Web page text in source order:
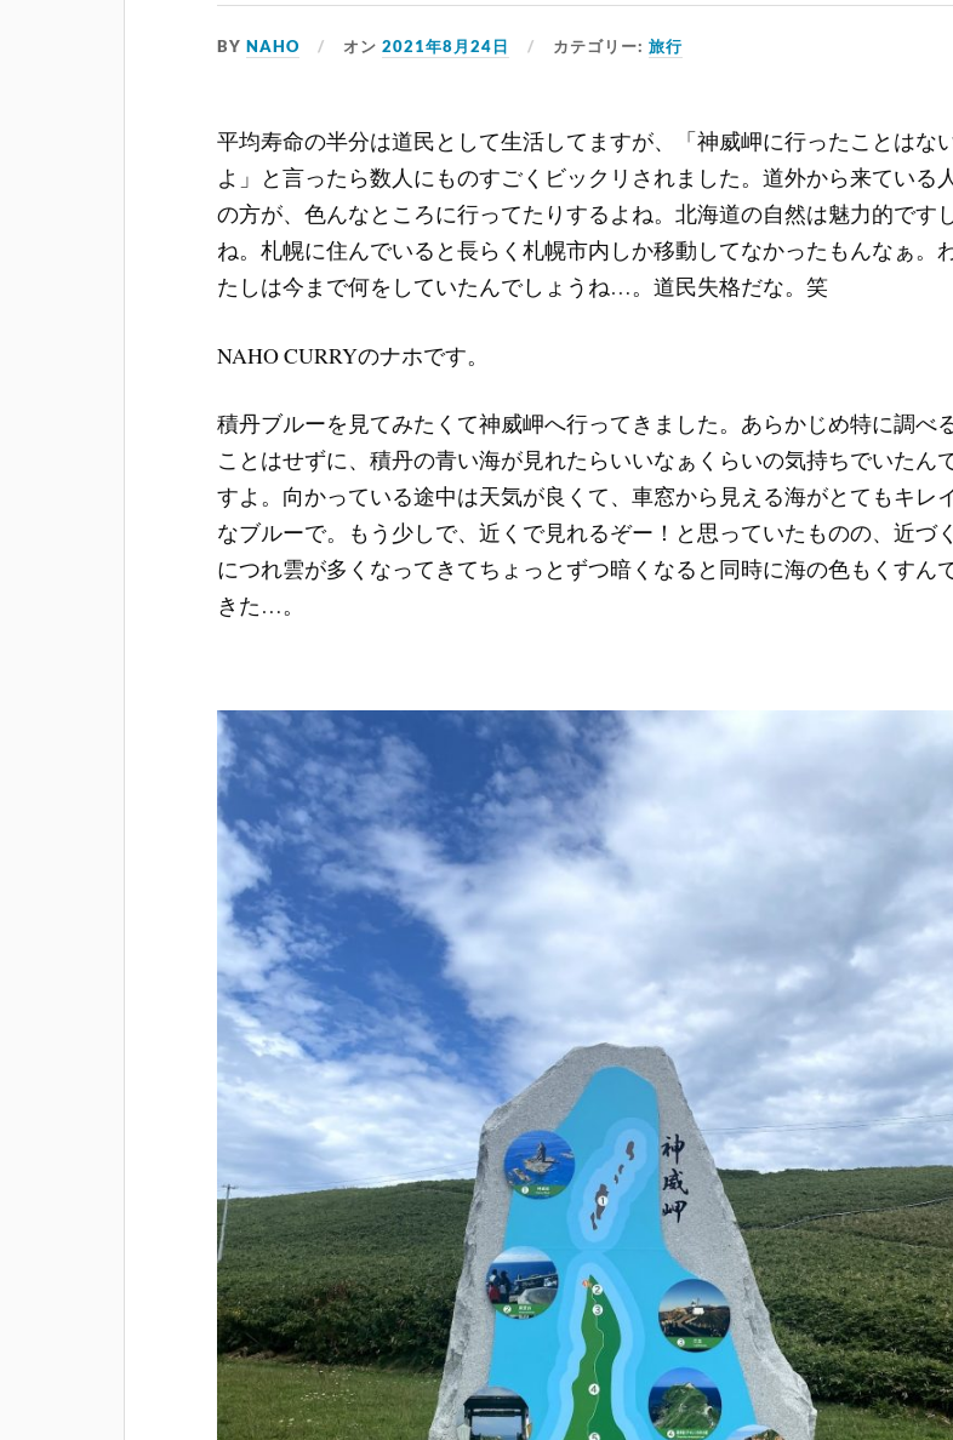
BYNAHO オン2021年8月24日 カテゴリー:旅行
平均寿命の半分は道民として生活してますが、「神威岬に行ったことはな
よ」と言ったら数人にものすごくビックリされました。道外から来ている
の方が、色んなところに行ってたりするよね。北海道の自然は魅力的です
ね。札幌に住んでいると長らく札幌市内しか移動してなかったもんなぁ。
たしは今まで何をしていたんでしょうね…。道民失格だな。笑
NAHO CURRYのナホです。
積丹ブルーを見てみたくて神威岬へ行ってきました。あらかじめ特に調べ
ことはせずに、積丹の青い海が見れたらいいなぁくらいの気持ちでいたん
すよ。向かっている途中は天気が良くて、車窓から見える海がとてもキレ
なブルーで。もう少しで、近くで見れるぞー！と思っていたものの、近づく
につれ雲が多くなってきてちょっとずつ暗くなると同時に海の色もくすん
きた…。